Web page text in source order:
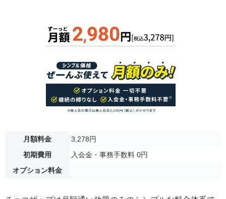
月額料金
3,278円
初期費用
入会金・事務手数料 0円
オプション料金